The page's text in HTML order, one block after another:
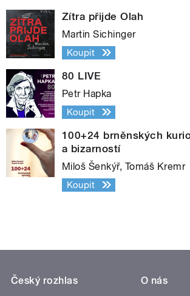
Zítra přijde Olah
Martin Sichinger
Koupit
80 LIVE
Petr Hapka
Koupit
100+24 brněnských
a bizarností
Miloš Šenkýř, Tomáš Kremr
Koupit
Český rozhlas
O nás